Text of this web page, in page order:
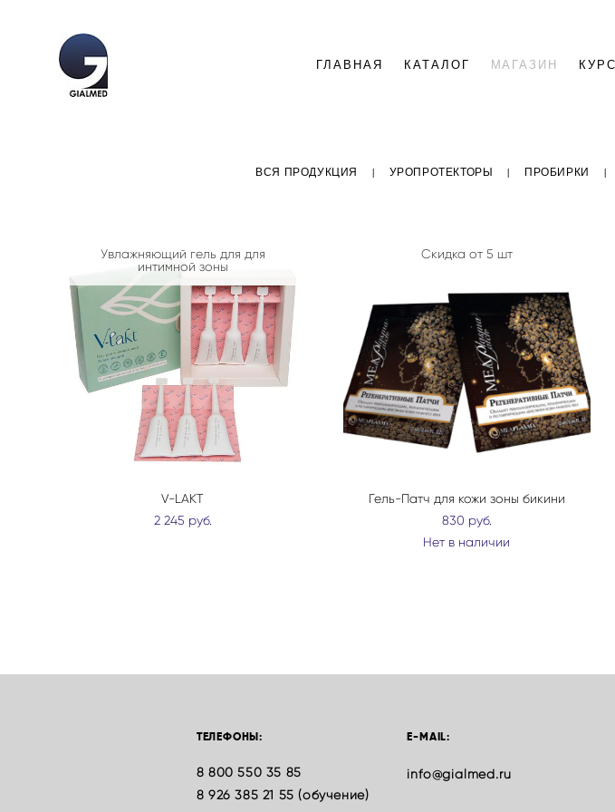
ГЛАВНАЯ КАТАЛОГ МАГАЗИН
ВСЯ ПРОДУКЦИЯ | УРОПРОТЕКТОРЫ | ПРОБИРКИ |
Увлажняющий гель для для
интимной зоны
V-LAKT
2 245 pуб.
Скидка от 5 шт
Гель-Патч для кожи зоны бикини
830 pуб.
Нет в наличии
ТЕЛЕФОНЫ:
8 800 550 35 85
8 926 385 21 55 (обучение)
E-MAIL:
info@gialmed.ru